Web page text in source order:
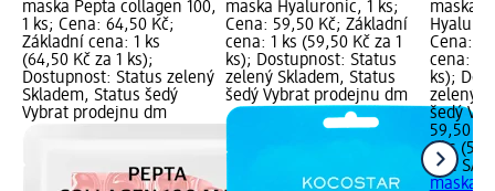
maska Pepta collagen 100,
1 ks; Cena: 64,50 Kč;
Základní cena: 1 ks
(64,50 Kč za 1 ks);
Dostupnost: Status zelený
Skladem, Status šedý
Vybrat prodejnu dm
maska Hyaluronic, 1 ks;
Cena: 59,50 Kč; Základní
cena: 1 ks (59,50 Kč za 1
ks); Dostupnost: Status
zelený Skladem, Status
šedý Vybrat prodejnu dm
maska
Cena:
cena: 1
ks);
zelený
šedý
59,50 Kč
1 ks
The
maska